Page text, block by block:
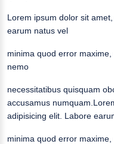
Lorem ipsum dolor sit
earum natus vel
minima quod error
nemo
necessitatibus quisquam
accusamus
adipisicing elit. Labore
minima quod error